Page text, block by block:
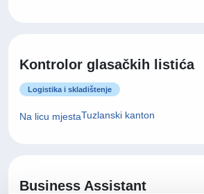
Kontrolor glasačkih listića
Logistika i skladištenje
Na licu mjestaTuzlanski kanton
Business Assistant